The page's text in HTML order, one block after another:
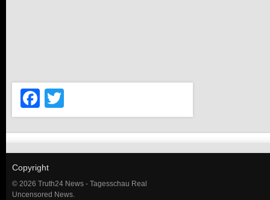
Facebook
Copyright
© 2026 Truth24 News - Tagesschau Real
Uncensored News.